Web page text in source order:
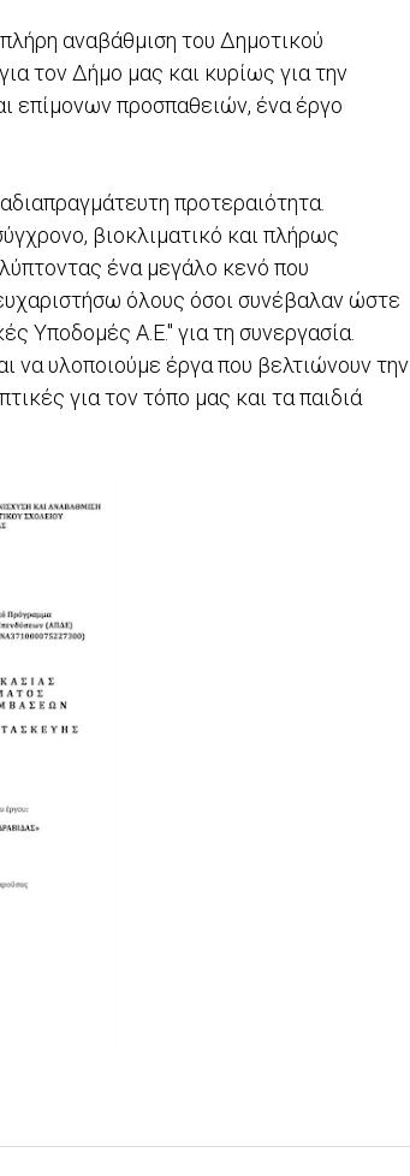
αναβάθμιση του Δημοτικού
τον Δήμο μας και κυρίως για την
επίμονων προσπαθειών, ένα έργο
προτεραιότητα.
βιοκλιματικό και πλήρως
ένα μεγάλο κενό που
όλους όσοι συνέβαλαν ώστε
Υποδομές Α.Ε." για τη συνεργασία.
να υλοποιούμε έργα που βελτιώνουν την
για τον τόπο μας και τα παιδιά